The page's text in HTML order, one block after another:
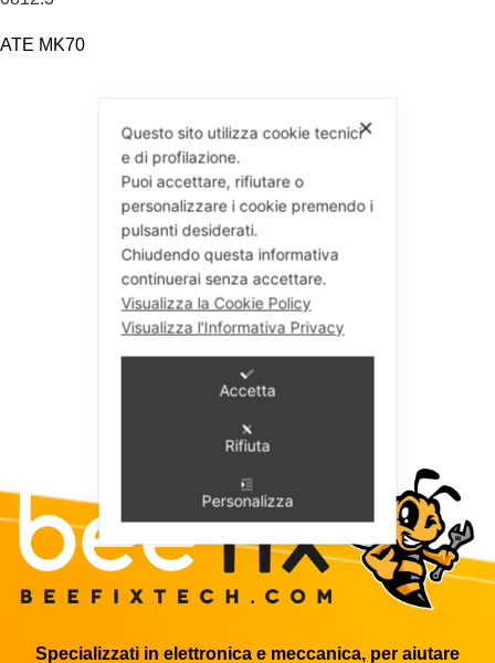
ATE MK70
Specializzati in elettronica e meccanica, per aiutare
✕
Questo sito utilizza cookie tecnici
e di profilazione.
Puoi accettare, rifiutare o
personalizzare i cookie premendo i
pulsanti desiderati.
Chiudendo questa informativa
continuerai senza accettare.
Visualizza la Cookie Policy
Visualizza l'Informativa Privacy
Accetta
Rifiuta
Personalizza